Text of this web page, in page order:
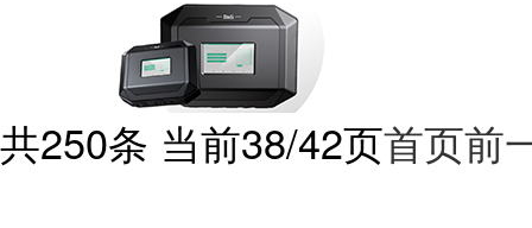
共250条 当前38/42页首页前